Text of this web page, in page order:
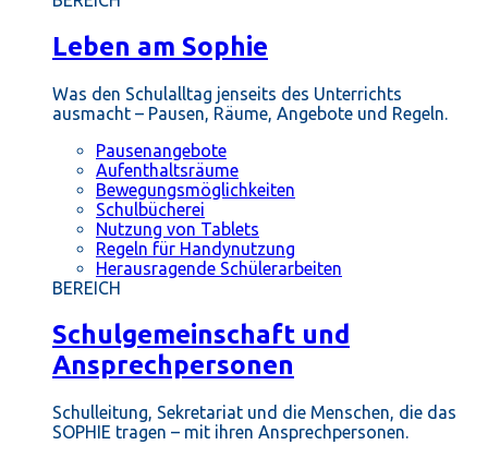
Leben am Sophie
Was den Schulalltag jenseits des Unterrichts
ausmacht – Pausen, Räume, Angebote und Regeln.
Pausenangebote
Aufenthaltsräume
Bewegungsmöglichkeiten
Schulbücherei
Nutzung von Tablets
Regeln für Handynutzung
Herausragende Schülerarbeiten
BEREICH
Schulgemeinschaft und
Ansprechpersonen
Schulleitung, Sekretariat und die Menschen, die das
SOPHIE tragen – mit ihren Ansprechpersonen.